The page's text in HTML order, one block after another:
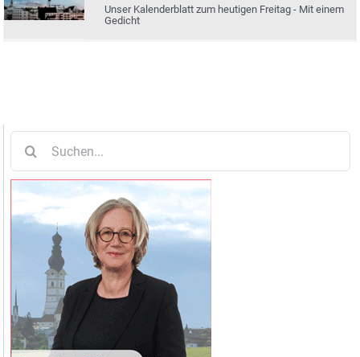
Unser Kalenderblatt zum heutigen Freitag - Mit einem
Gedicht
nach: